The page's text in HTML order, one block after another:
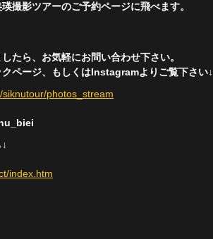
撮影ツアーのご予約ページに飛べます。
たら、お気軽にお問い合わせ下さい。
ページ、もしくはInstagramよりご覧下さい↓
photos_stream
index.htm